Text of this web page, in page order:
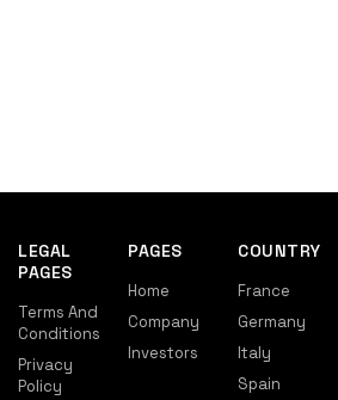
LEGAL
PAGES
Terms And
Conditions
Privacy
Policy
PAGES
Home
Company
Investors
COUNTRY
France
Germany
Italy
Spain